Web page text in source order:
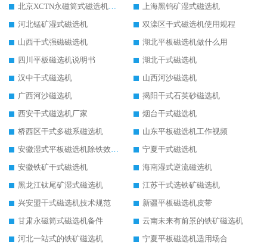
北京XCTN永磁筒式磁选机磁块位置
上海黑钨矿湿式磁选机
河北锰矿湿式磁选机
双滦区干式磁选机使用规程
山西干式强磁磁选机
湖北平板磁选机做什么用
四川平板磁选机说明书
湖北干式磁选机
汉中干式磁选机
山西河沙磁选机
广西河沙磁选机
揭阳干式石英砂磁选机
西安干式磁选机厂家
烟台干式磁选机
桥西区干式多磁系磁选机
山东平板磁选机工作视频
安徽湿式平板磁选机除铁效果怎么样
宁夏干式磁选机
安徽铁矿干式磁选机
海南湿式逆流磁选机
黑龙江钛尾矿湿式磁选机
江苏干式选铁矿磁选机
兴安盟干式磁选机技术规范
新疆平板磁选机皮带
甘肃永磁筒式磁选机备件
云南未来有前景的铁矿磁选机
河北一站式的铁矿磁选机
宁夏平板磁选机适用场合